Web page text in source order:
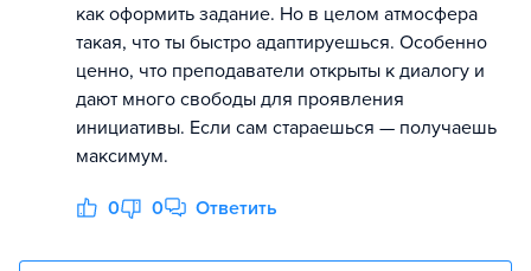
как оформить задание. Но в целом атмосфера
такая, что ты быстро адаптируешься. Особенно
ценно, что преподаватели открыты к диалогу и
дают много свободы для проявления
инициативы. Если сам стараешься — получаешь
максимум.
0 0 Ответить